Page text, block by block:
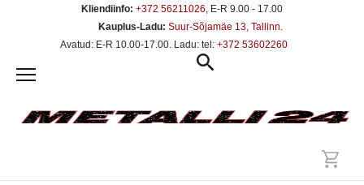
Kliendiinfo: +372 56211026, E-R 9.00 - 17.00
Kauplus-Ladu: Suur-Sõjamäe 13, Tallinn.
Avatud: E-R 10.00-17.00. Ladu: tel: +372 53602260